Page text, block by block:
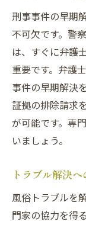
刑事事件の早期
不可欠です。警
は、すぐに弁護
重要です。弁護
事件の早期解決
証拠の排除請求
が可能です。専
いましょう。
トラブル解決
風俗トラブルを
門家の協力を得